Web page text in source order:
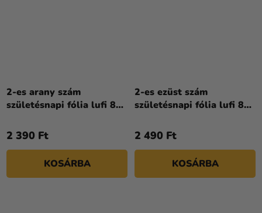
2-es arany szám
születésnapi fólia lufi 86
2 390 Ft
KOSÁRBA
2-es ezüst szám
születésnapi fólia lufi 86
2 490 Ft
KOSÁRBA